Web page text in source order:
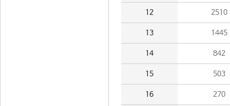
12 2510
13 1445
14 842
15 503
16 270